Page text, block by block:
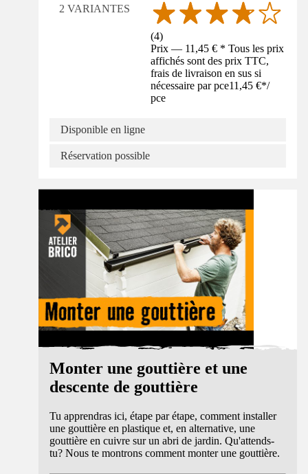
2 VARIANTES
(4)
Prix — 11,45 € * Tous les prix
affichés sont des prix TTC,
frais de livraison en sus si
nécessaire par pce11,45 €*/
pce
Disponible en ligne
Réservation possible
Monter une gouttière et une
descente de gouttière
Tu apprendras ici, étape par étape, comment installer
une gouttière en plastique et, en alternative, une
gouttière en cuivre sur un abri de jardin. Qu'attends-
tu? Nous te montrons comment monter une gouttière.